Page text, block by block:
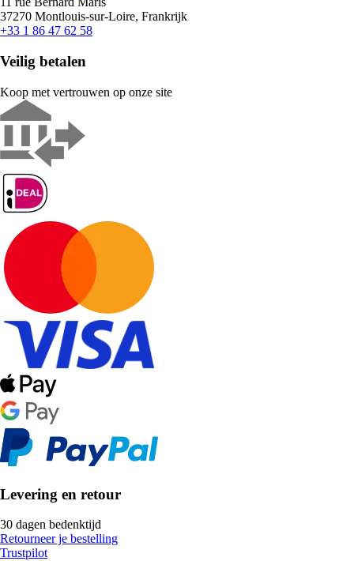
37270 Montlouis-sur-Loire, Frankrijk
+33 1 86 47 62 58
Veilig betalen
Koop met vertrouwen op onze site
Levering en retour
30 dagen bedenktijd
Retourneer je bestelling
Trustpilot